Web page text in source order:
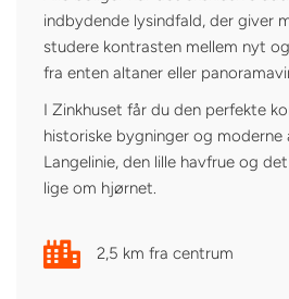
indbydende lysindfald, der giver
studere kontrasten mellem nyt
fra enten altaner eller
I Zinkhuset får du den perfekte
historiske bygninger og moderne
Langelinie, den lille havfrue og
lige om hjørnet.
2,5 km fra centrum